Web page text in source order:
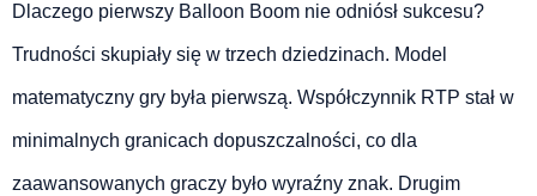
Dlaczego pierwszy Balloon Boom nie odniósł sukcesu?
Trudności skupiały się w trzech dziedzinach. Model
matematyczny gry była pierwszą. Współczynnik RTP stał w
minimalnych granicach dopuszczalności, co dla
zaawansowanych graczy było wyraźny znak. Drugim